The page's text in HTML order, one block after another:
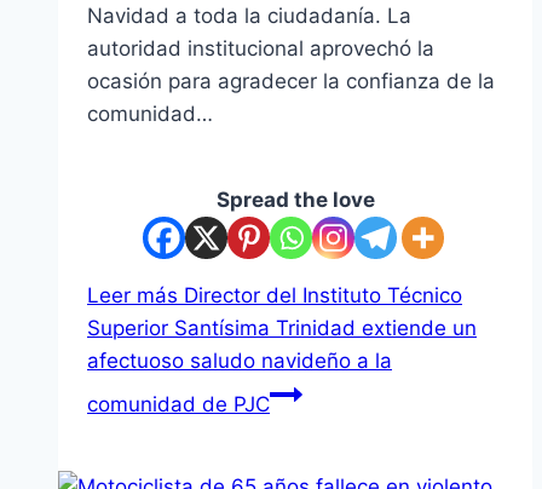
Navidad a toda la ciudadanía. La
autoridad institucional aprovechó la
ocasión para agradecer la confianza de la
comunidad…
Spread the love
Leer más Director del Instituto Técnico
Superior Santísima Trinidad extiende un
afectuoso saludo navideño a la
comunidad de PJC